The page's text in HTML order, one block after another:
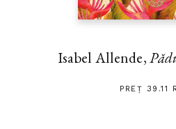
Isabel Allende,
PREȚ 39.11